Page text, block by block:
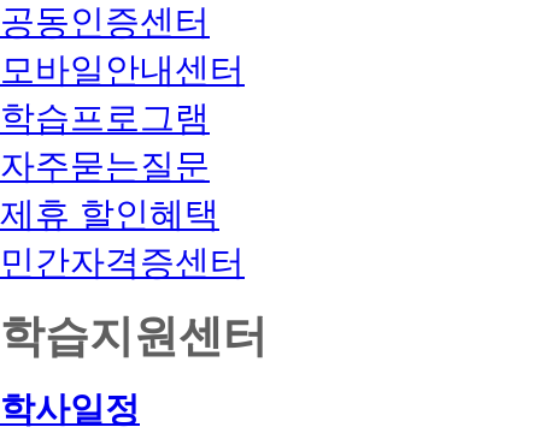
공동인증센터
모바일안내센터
학습프로그램
자주묻는질문
제휴 할인혜택
민간자격증센터
학습지원센터
학사일정